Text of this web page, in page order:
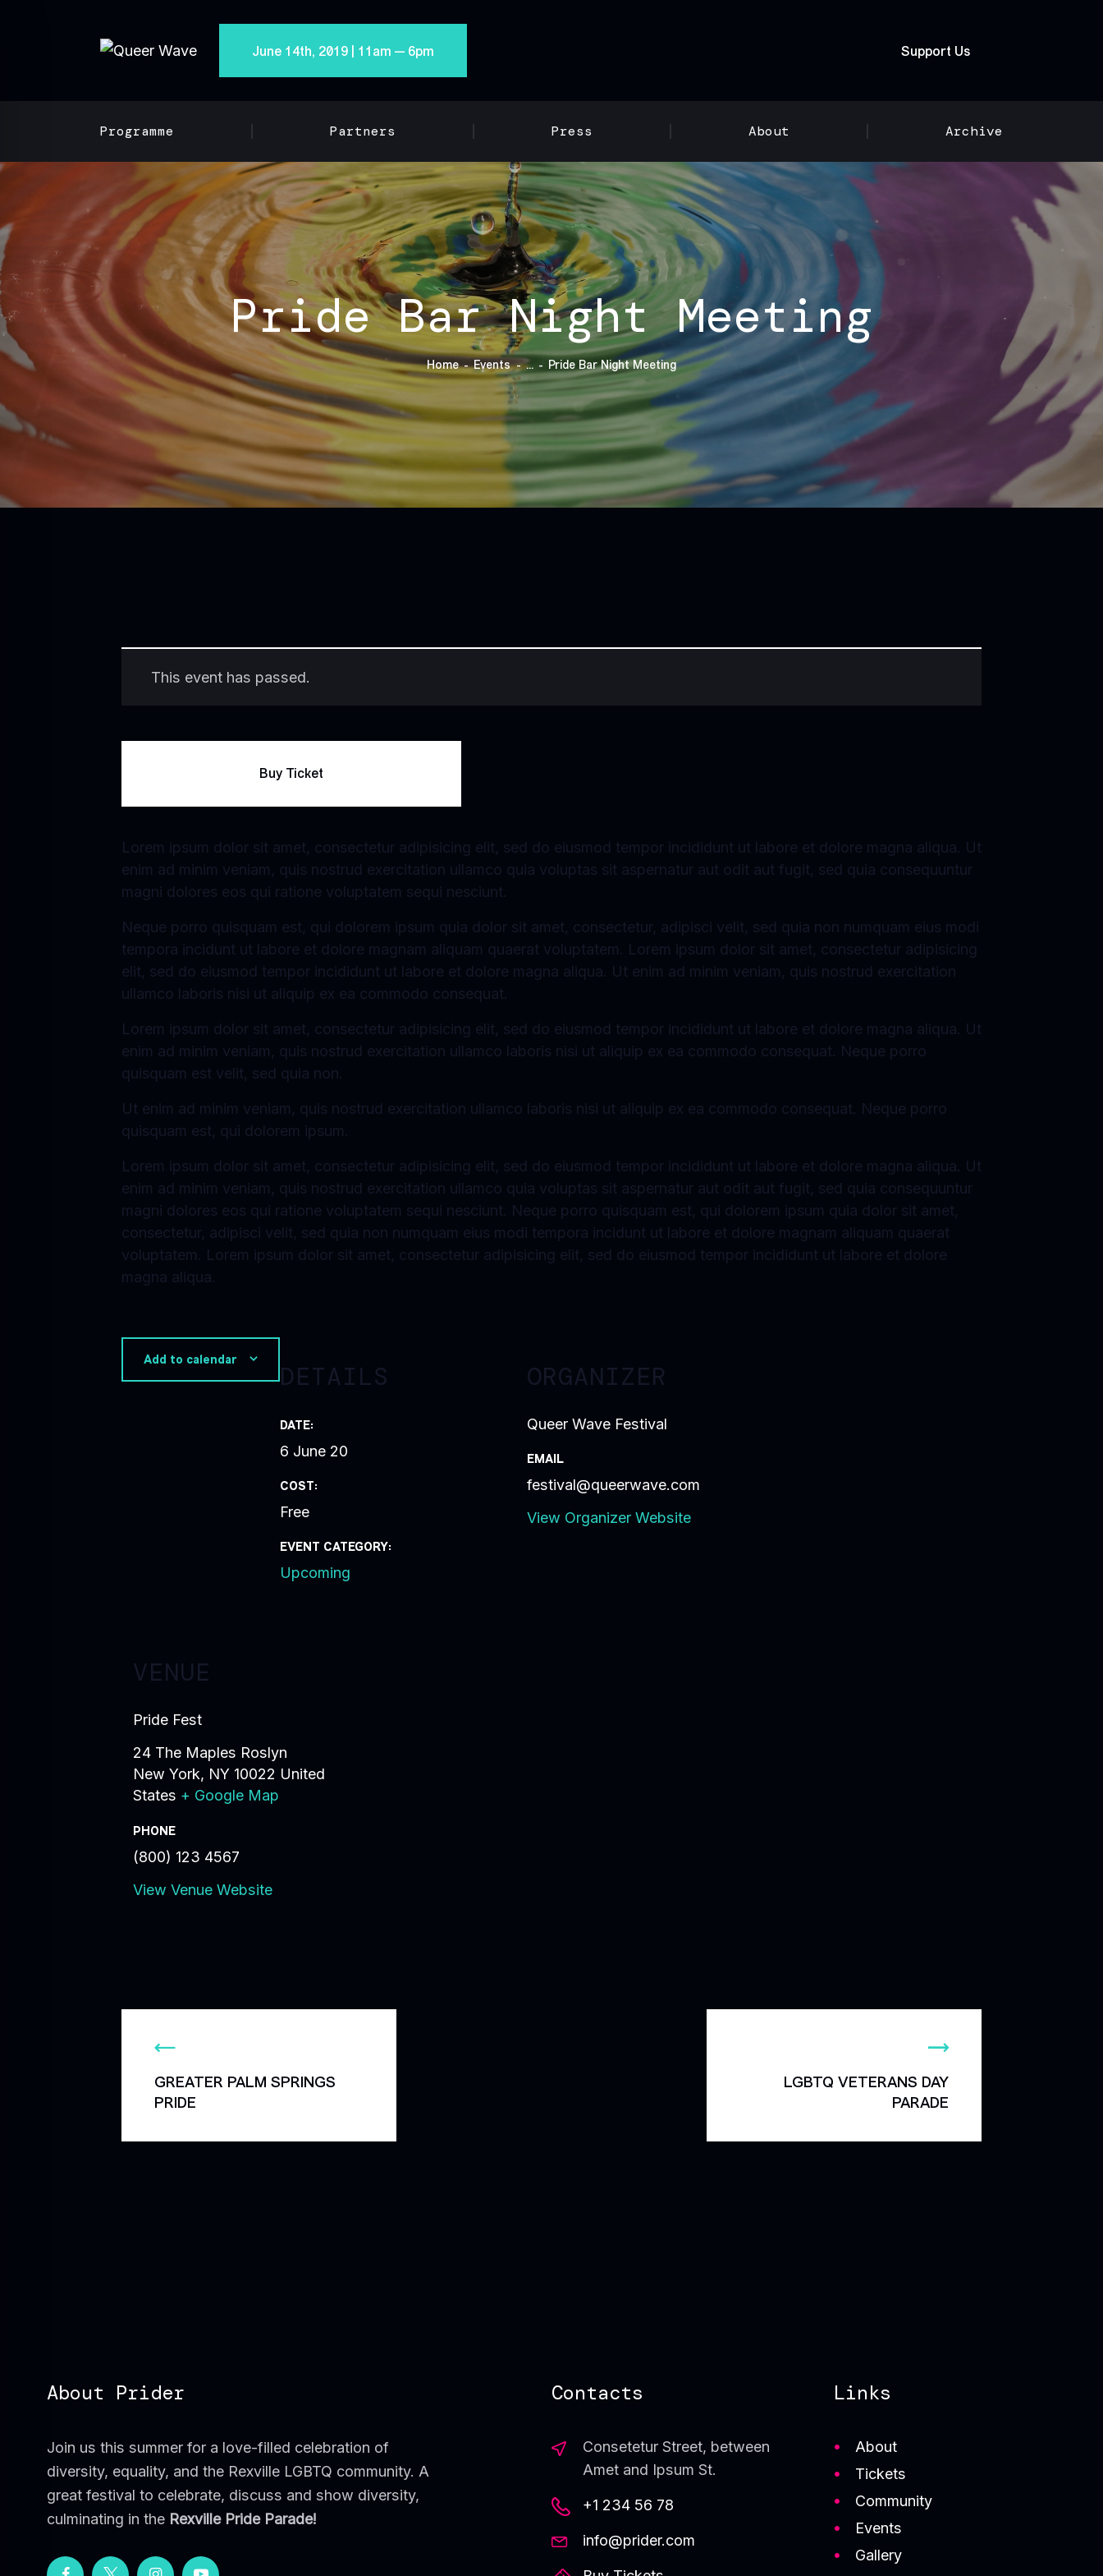
June 14th, 2019 | 11am — 6pm Support Us
Programme Partners Press About Archive
Pride Bar Night Meeting
Home Events ... Pride Bar Night Meeting
This event has passed.
Buy Ticket
Lorem ipsum dolor sit amet, consectetur adipisicing elit, sed do eiusmod tempor incididunt ut labore et dolore magna aliqua. Ut
enim ad minim veniam, quis nostrud exercitation ullamco quia voluptas sit aspernatur aut odit aut fugit, sed quia consequuntur
magni dolores eos qui ratione voluptatem sequi nesciunt.
Neque porro quisquam est, qui dolorem ipsum quia dolor sit amet, consectetur, adipisci velit, sed quia non numquam eius modi
tempora incidunt ut labore et dolore magnam aliquam quaerat voluptatem. Lorem ipsum dolor sit amet, consectetur adipisicing
elit, sed do eiusmod tempor incididunt ut labore et dolore magna aliqua. Ut enim ad minim veniam, quis nostrud exercitation
ullamco laboris nisi ut aliquip ex ea commodo consequat.
Lorem ipsum dolor sit amet, consectetur adipisicing elit, sed do eiusmod tempor incididunt ut labore et dolore magna aliqua. Ut
enim ad minim veniam, quis nostrud exercitation ullamco laboris nisi ut aliquip ex ea commodo consequat. Neque porro
quisquam est velit, sed quia non.
Ut enim ad minim veniam, quis nostrud exercitation ullamco laboris nisi ut aliquip ex ea commodo consequat. Neque porro
quisquam est, qui dolorem ipsum.
Lorem ipsum dolor sit amet, consectetur adipisicing elit, sed do eiusmod tempor incididunt ut labore et dolore magna aliqua. Ut
enim ad minim veniam, quis nostrud exercitation ullamco quia voluptas sit aspernatur aut odit aut fugit, sed quia consequuntur
magni dolores eos qui ratione voluptatem sequi nesciunt. Neque porro quisquam est, qui dolorem ipsum quia dolor sit amet,
consectetur, adipisci velit, sed quia non numquam eius modi tempora incidunt ut labore et dolore magnam aliquam quaerat
voluptatem. Lorem ipsum dolor sit amet, consectetur adipisicing elit, sed do eiusmod tempor incididunt ut labore et dolore
magna aliqua.
Add to calendar
DETAILS
DATE:
6 June 20
COST:
Free
EVENT CATEGORY:
Upcoming
ORGANIZER
Queer Wave Festival
EMAIL
festival@queerwave.com
View Organizer Website
VENUE
Pride Fest
24 The Maples Roslyn
New York, NY 10022 United
States + Google Map
PHONE
(800) 123 4567
View Venue Website
GREATER PALM SPRINGS
PRIDE
LGBTQ VETERANS DAY
PARADE
About Prider
Join us this summer for a love-filled celebration of
diversity, equality, and the Rexville LGBTQ community. A
great festival to celebrate, discuss and show diversity,
culminating in the Rexville Pride Parade!
Contacts
Consetetur Street, between
Amet and Ipsum St.
+1 234 56 78
info@prider.com
Links
About
Tickets
Community
Events
Gallery